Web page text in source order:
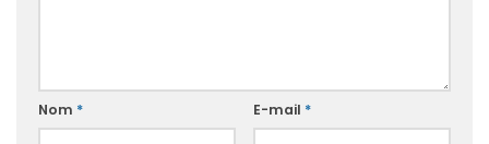
Nom * E-mail *